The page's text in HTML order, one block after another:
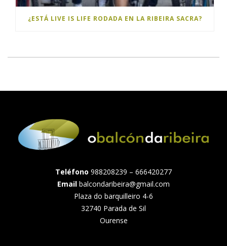
¿ESTÁ LIVE IS LIFE RODADA EN LA RIBEIRA SACRA?
Teléfono 988208239 – 666420277
Email balcondaribeira@gmail.com
Plaza do barquilleiro 4-6
32740 Parada de Sil
Ourense